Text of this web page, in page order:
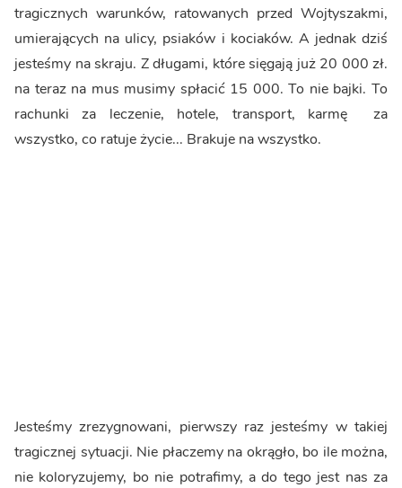
tragicznych warunków, ratowanych przed Wojtyszakmi,
umierających na ulicy, psiaków i kociaków. A jednak dziś
jesteśmy na skraju. Z długami, które sięgają już 20 000 zł.
na teraz na mus musimy spłacić 15 000. To nie bajki. To
rachunki za leczenie, hotele, transport, karmę za
wszystko, co ratuje życie... Brakuje na wszystko.
Jesteśmy zrezygnowani, pierwszy raz jesteśmy w takiej
tragicznej sytuacji. Nie płaczemy na okrągło, bo ile można,
nie koloryzujemy, bo nie potrafimy, a do tego jest nas za